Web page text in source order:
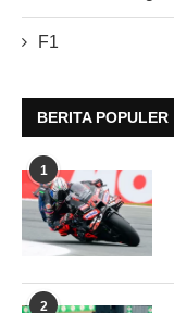
F1
BERITA POPULER
1
2